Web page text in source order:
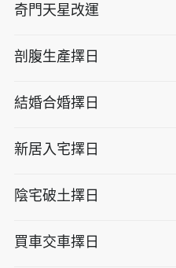
奇門天星改運
剖腹生產擇日
結婚合婚擇日
新居入宅擇日
陰宅破土擇日
買車交車擇日